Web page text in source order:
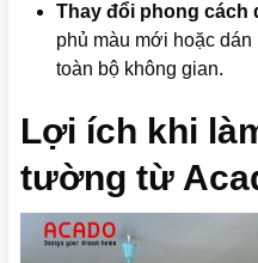
Thay đổi phong cách
phủ màu mới hoặc dán
toàn bộ không gian.
Lợi ích khi
tường từ